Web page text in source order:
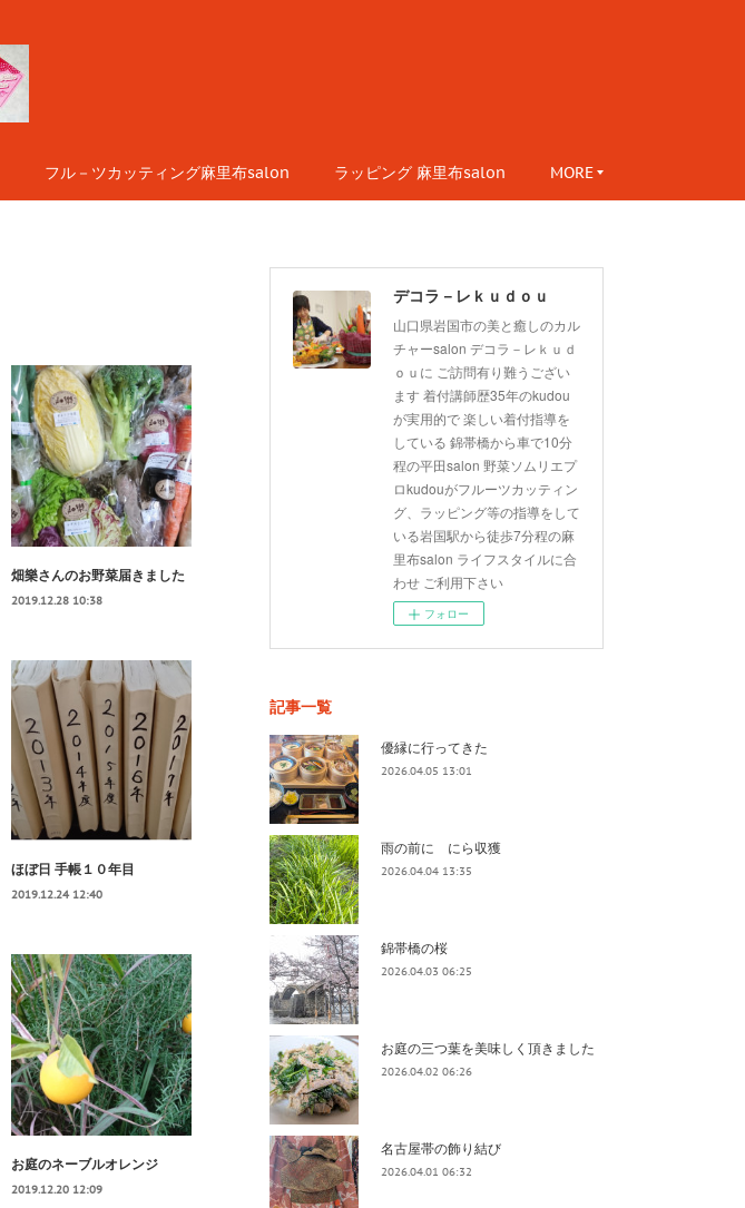
フル－ツカッティング麻里布salon ラッピング 麻里布salon MORE
畑樂さんのお野菜届きました
2019.12.28 10:38
ほぼ日 手帳１０年目
2019.12.24 12:40
お庭のネーブルオレンジ
2019.12.20 12:09
デコラ－レｋｕｄｏｕ
山口県岩国市の美と癒しのカル
チャーsalon デコラ－レｋｕｄ
ｏｕに ご訪問有り難うござい
ます 着付講師歴35年のkudou
が実用的で 楽しい着付指導を
している 錦帯橋から車で10分
程の平田salon 野菜ソムリエプ
ロkudouがフルーツカッティン
グ、ラッピング等の指導をして
いる岩国駅から徒歩7分程の麻
里布salon ライフスタイルに合
わせ ご利用下さい
フォロー
記事一覧
優縁に行ってきた
2026.04.05 13:01
雨の前に にら収獲
2026.04.04 13:35
錦帯橋の桜
2026.04.03 06:25
お庭の三つ葉を美味しく頂きました
2026.04.02 06:26
名古屋帯の飾り結び
2026.04.01 06:32